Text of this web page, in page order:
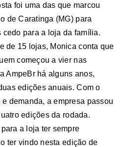
foi uma das que marcou
de Caratinga (MG) para
cedo para a loja da família.
de 15 lojas, Monica conta que
começou a vier nas
AmpeBr há alguns anos,
edições anuais. Com o
demanda, a empresa passou
edições da rodada.
a loja ter sempre
ter vindo nesta edição de